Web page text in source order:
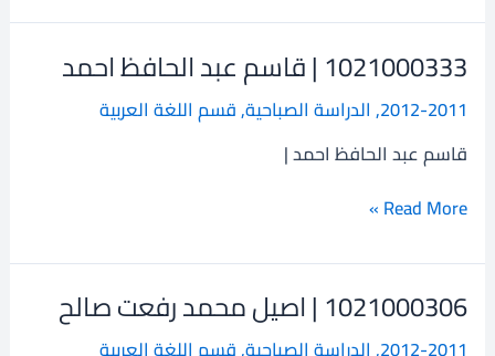
1021000333 | قاسم عبد الحافظ احمد
2012-2011
, الدراسة الصباحية,قسم اللغة العربية
قاسم عبد الحافظ احمد |
1021000333
قاسم
عبد
الحافظ
احمد
Read More »
1021000306 | اصيل محمد رفعت صالح
1021000306